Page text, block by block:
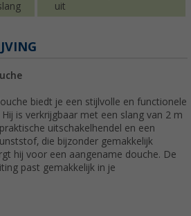
uit
biedt je een stijlvolle en functionele
is verkrijgbaar met een slang van 2 m
uitschakelhendel en een
die bijzonder gemakkelijk
hij voor een aangename douche. De
past gemakkelijk in je